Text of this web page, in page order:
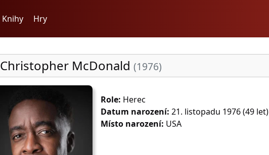
Knihy Hry
Christopher McDonald (1976)
Role: Herec
Datum narození: 21. listopadu 1976 (49 let)
Místo narození: USA